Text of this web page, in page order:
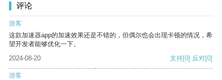
评论
游客
这款加速器app的加速效果还是不错的，但偶尔也会出现卡顿的情况，希
望开发者能够优化一下。
2024-08-20
支持[0] 反对[0]
游客